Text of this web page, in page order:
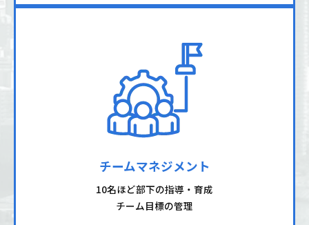
チームマネジメント
10名ほど部下の指導・育成
チーム目標の管理